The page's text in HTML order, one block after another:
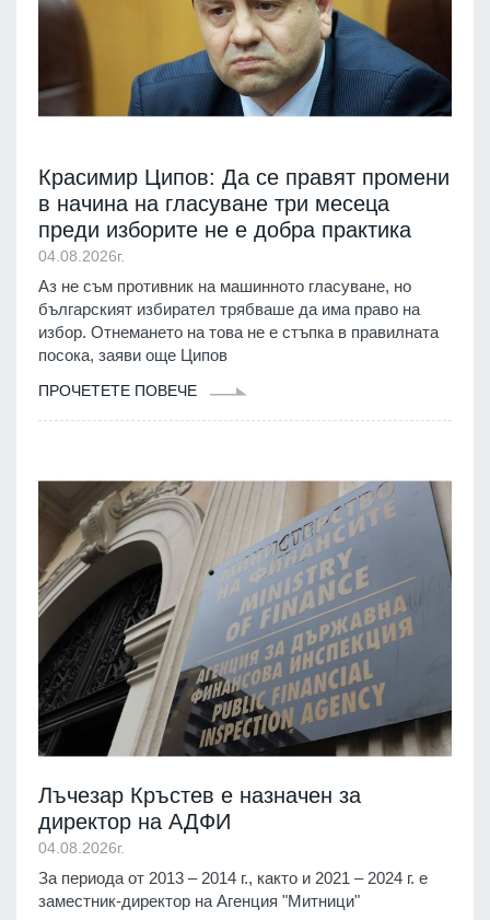
Красимир Ципов: Да се правят промени
в начина на гласуване три месеца
преди изборите не е добра практика
04.08.2026г.
Аз не съм противник на машинното гласуване, но
българският избирател трябваше да има право на
избор. Отнемането на това не е стъпка в правилната
посока, заяви още Ципов
ПРОЧЕТЕТЕ ПОВЕЧЕ
Лъчезар Кръстев е назначен за
директор на АДФИ
04.08.2026г.
За периода от 2013 – 2014 г., както и 2021 – 2024 г. е
заместник-директор на Агенция "Митници"